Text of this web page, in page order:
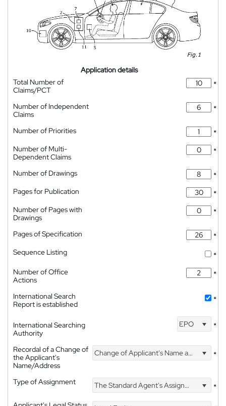
Application details
Total Number of
Claims/PCT
*
Number of Independent
Claims
*
Number of Priorities
*
Number of Multi-
Dependent Claims
*
Number of Drawings
*
Pages for Publication
*
Number of Pages with
Drawings
*
Pages of Specification
*
Sequence Listing
*
Number of Office
Actions
*
International Search
Report is established
*
International Searching
Authority
EPO *
Recordal of a Change of
the Applicant's
Name/Address
Change of Applicant's Name and Address *
Type of Assignment The Standard Agent's Assignment
*